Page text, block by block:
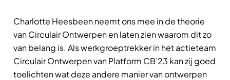
Charlotte Heesbeen neemt ons mee in de theorie
van Circulair Ontwerpen en laten zien waarom dit zo
van belang is. Als werkgroeptrekker in het actieteam
Circulair Ontwerpen van Platform CB’23 kan zij goed
toelichten wat deze andere manier van ontwerpen